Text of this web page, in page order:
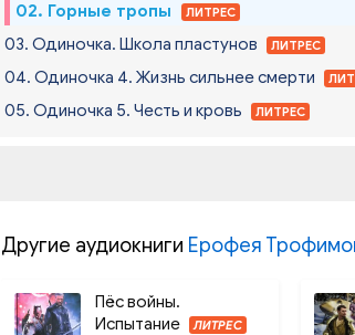
02. Горные тропы ЛИТРЕС
03. Одиночка. Школа пластунов ЛИТРЕС
04. Одиночка 4. Жизнь сильнее смерти
05. Одиночка 5. Честь и кровь ЛИТРЕС
Другие аудиокниги Ерофея
Пёс войны.
Испытание
ЛИТРЕС